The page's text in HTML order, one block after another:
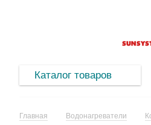
Каталог товаров
Главная Водонагреватели